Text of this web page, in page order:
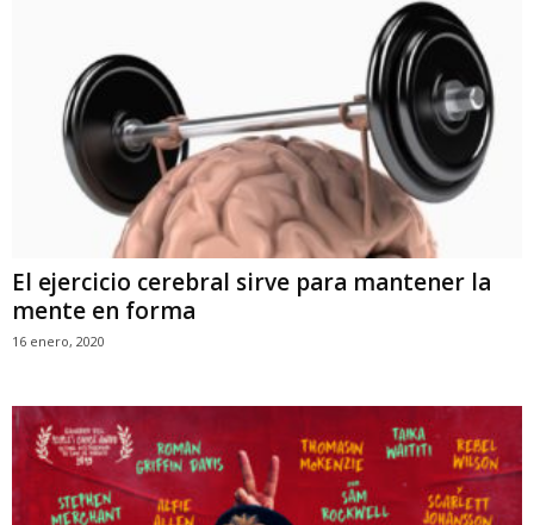
El ejercicio cerebral sirve para mantener la
mente en forma
16 enero, 2020